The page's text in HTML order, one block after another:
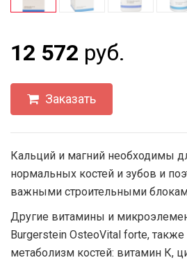
12 572 руб.
Заказать
Кальций и магний необходимы
нормальных костей и зубов и
важными строительными
Другие витамины и
Burgerstein OsteoVital forte,
метаболизм костей: витамин К,